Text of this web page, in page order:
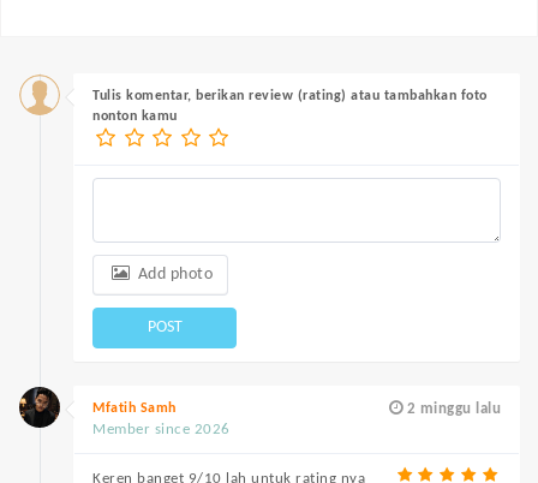
Tulis komentar, berikan review (rating) atau tambahkan foto
nonton kamu
Add photo
POST
2 minggu lalu
Mfatih Samh
Member since 2026
Keren banget 9/10 lah untuk rating nya